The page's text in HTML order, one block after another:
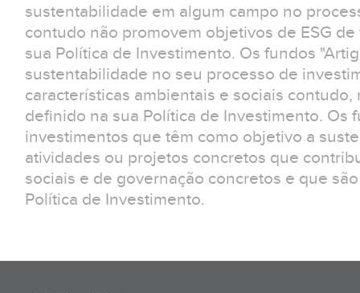
sustentabilidade em algum campo no
contudo não promovem objetivos de ESG
sua Política de Investimento. Os fundos
sustentabilidade no seu processo de
características ambientais e sociais
definido na sua Política de Investimento. Os
investimentos que têm como objetivo a
atividades ou projetos concretos que
sociais e de governação concretos e que
Política de Investimento.